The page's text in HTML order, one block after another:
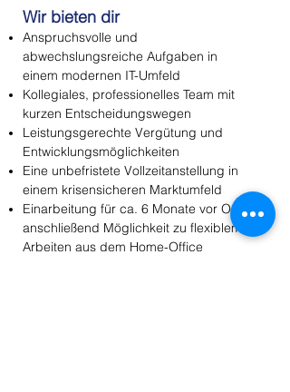
Wir bieten dir
Anspruchsvolle und
abwechslungsreiche Aufgaben in
einem modernen IT-Umfeld
Kollegiales, professionelles Team mit
kurzen Entscheidungswegen
Leistungsgerechte Vergütung und
Entwicklungsmöglichkeiten
Eine unbefristete Vollzeitanstellung in
einem krisensicheren Marktumfeld
Einarbeitung für ca. 6 Monate vor Ort,
anschließend Möglichkeit zu flexiblem
Arbeiten aus dem Home-Office